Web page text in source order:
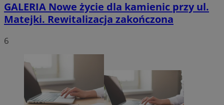
GALERIA Nowe życie dla kamienic przy ul.
Matejki. Rewitalizacja zakończona
6